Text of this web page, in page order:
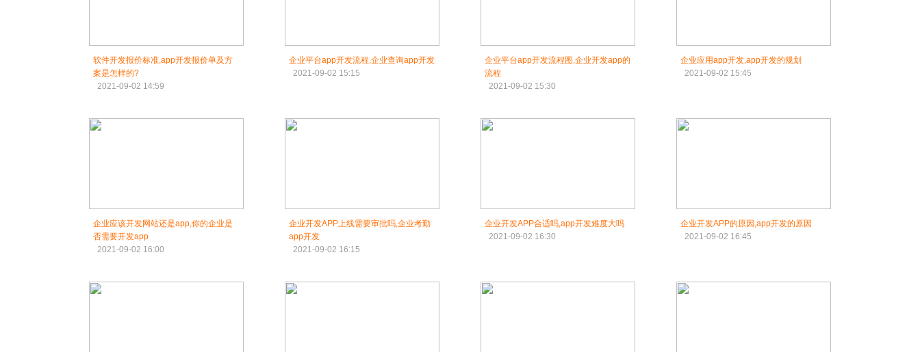
软件开发报价标准,app开发报价单及方
案是怎样的?
2021-09-02 14:59
企业平台app开发流程,企业查询app开发
2021-09-02 15:15
企业平台app开发流程图,企业开发app的
流程
2021-09-02 15:30
企业应用app开发,app开发的规划
2021-09-02 15:45
企业应该开发网站还是app,你的企业是
否需要开发app
2021-09-02 16:00
企业开发APP上线需要审批吗,企业考勤
app开发
2021-09-02 16:15
企业开发APP合适吗,app开发难度大吗
2021-09-02 16:30
企业开发APP的原因,app开发的原因
2021-09-02 16:45